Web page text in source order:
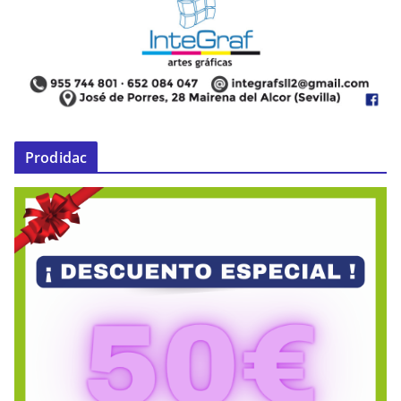
Prodidac